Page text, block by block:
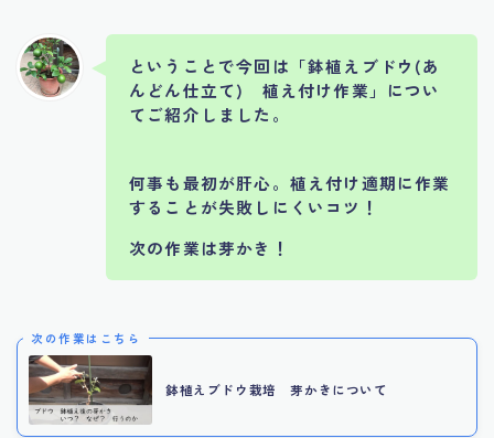
ということで今回は「鉢植えブドウ(あ
んどん仕立て) 植え付け作業 」につい
てご紹介しました。
何事も最初が肝心。植え付け適期に作業
することが失敗しにくいコツ！
次の作業は芽かき！
次の作業はこちら
鉢植えブドウ栽培 芽かきについて